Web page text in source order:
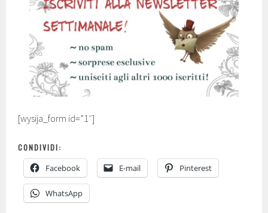
[wysija_form id=”1″]
CONDIVIDI:
Facebook E-mail Pinterest
WhatsApp